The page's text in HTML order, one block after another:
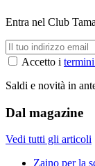
Entra nel Club
Accetto i
Saldi e novità in
Dal magazine
Vedi tutti gli articoli
Zaino per la